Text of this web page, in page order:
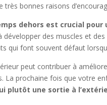
bonnes raisons
dehors est crucial pour
développer des muscles et
qui font souvent défaut
peut contribuer à
La prochaine fois que votre
plutôt une sortie à